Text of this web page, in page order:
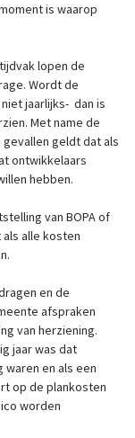
is waarop
lopen de
Wordt de
jaarlijks- dan is
Met name de
geldt dat als
ontwikkelaars
hebben.
van BOPA of
als alle kosten
en de
afspraken
van herziening.
jaar was dat
en als een
op de plankosten
worden